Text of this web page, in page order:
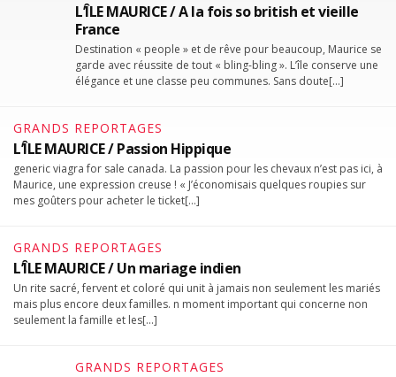
L’ÎLE MAURICE / A la fois so british et vieille
France
Destination « people » et de rêve pour beaucoup, Maurice se
garde avec réussite de tout « bling-bling ». L’île conserve une
élégance et une classe peu communes. Sans doute[…]
GRANDS REPORTAGES
L’ÎLE MAURICE / Passion Hippique
generic viagra for sale canada. La passion pour les chevaux n’est pas ici, à
Maurice, une expression creuse ! « J’économisais quelques roupies sur
mes goûters pour acheter le ticket[…]
GRANDS REPORTAGES
L’ÎLE MAURICE / Un mariage indien
Un rite sacré, fervent et coloré qui unit à jamais non seulement les mariés
mais plus encore deux familles. n moment important qui concerne non
seulement la famille et les[…]
GRANDS REPORTAGES